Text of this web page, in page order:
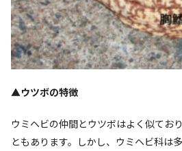
▲ウツボの特徴
ウミヘビの仲間とウツボはよく似てお
ともあります。しかし、ウミヘビ科は